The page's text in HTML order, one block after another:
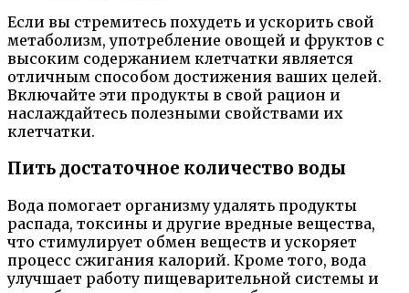
Если вы стремитесь похудеть и ускорить свой
метаболизм, употребление овощей и фруктов с
высоким содержанием клетчатки является
отличным способом достижения ваших целей.
Включайте эти продукты в свой рацион и
наслаждайтесь полезными свойствами их
клетчатки.
Пить достаточное количество воды
Вода помогает организму удалять продукты
распада, токсины и другие вредные вещества,
что стимулирует обмен веществ и ускоряет
процесс сжигания калорий. Кроме того, вода
улучшает работу пищеварительной системы и